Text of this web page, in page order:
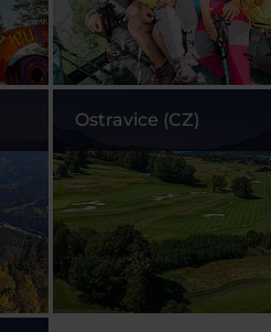
Ostravice (CZ)